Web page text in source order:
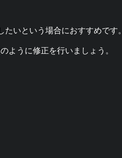
たいという場合におすすめです。
ように修正を行いましょう。